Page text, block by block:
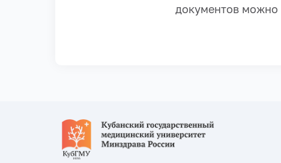
документов можно